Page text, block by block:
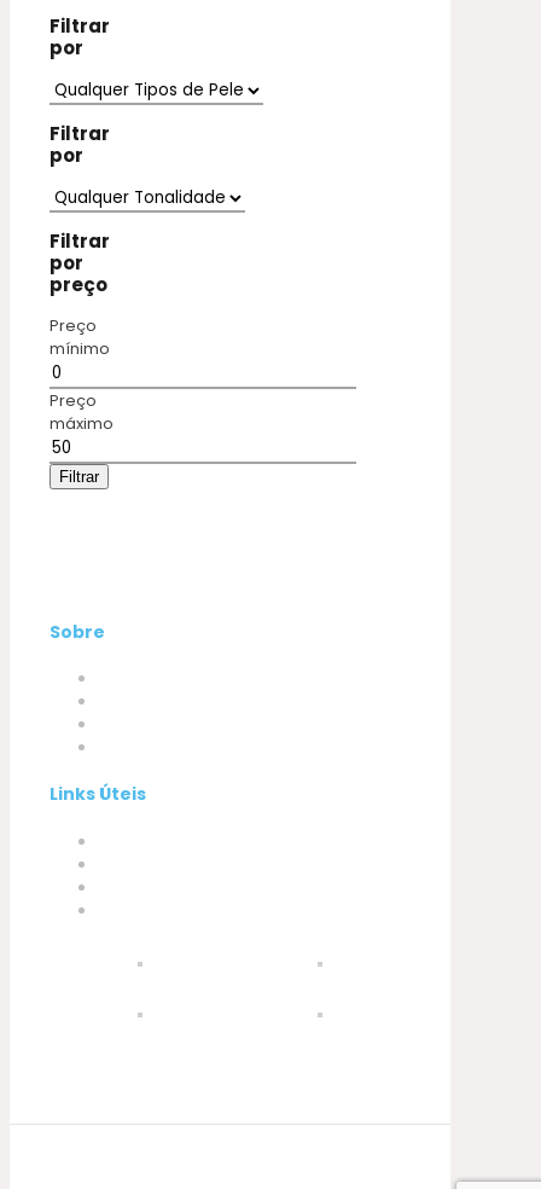
Filtrar
por
Filtrar
por
Filtrar
por
preço
Preço
mínimo
Preço
máximo
Filtrar
Sobre
Links Úteis